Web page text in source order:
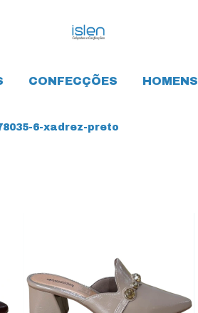
CONFECÇÕES HOMENS
6-xadrez-preto